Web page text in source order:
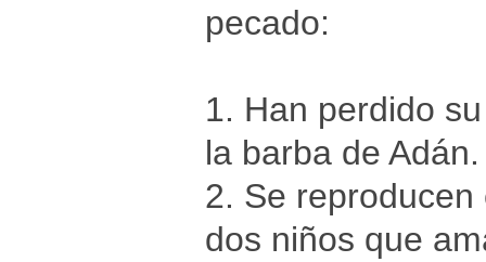
pecado:
1. Han perdido
la barba de
2. Se
dos niños que